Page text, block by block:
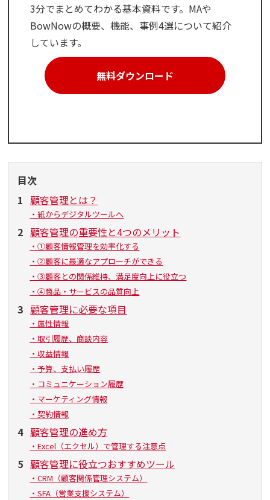
3分でまとめてわかる基本資料です。MAや
BowNowの概要、機能、事例4選について紹介
しています。
無料ダウンロード
目次
1 顧客管理とは？
・紙からデジタルツールへ
2 顧客管理の重要性と4つのメリット
・①顧客情報管理を効率化する
・②顧客に最適なアプローチができる
・③顧客との関係維持、満足度向上に役立つ
・④商品・サービスの品質向上
3 顧客管理に必要な項目
・属性情報
・取引履歴、商談内容
・収益情報
・予算、支払い履歴
・コミュニケーション履歴
・マーケティング情報
・契約情報
4 顧客管理の進め方
・Excel（エクセル）で管理する注意点
5 顧客管理に役立つおすすめツール
・CRM（顧客関係管理システム）
・SFA（営業支援システム）